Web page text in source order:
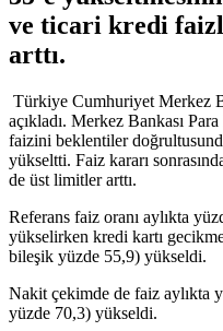
ve ticari kredi
arttı.
Türkiye Cumhuriyet Merkez
açıkladı. Merkez Bankası
faizini beklentiler
yükseltti. Faiz kararı
de üst limitler arttı.
Referans faiz oranı aylıkta
yükselirken kredi kartı
bileşik yüzde 55,9) yükseldi.
Nakit çekimde de faiz aylıkta
yüzde 70,3) yükseldi.